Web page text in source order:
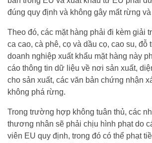
đúng quy định và không gây mất rừng
Theo đó, các mặt hàng phải đi kèm giải
ca cao, cà phê, cọ và dầu cọ, cao su, đỗ
doanh nghiệp xuất khẩu mặt hàng này
cáo thông tin dữ liệu về nơi sản xuất,
cho sản xuất, các văn bản chứng nhận
không phá rừng.
Trong trường hợp không tuân thủ, các
thương nhân sẽ phải chịu hình phạt do
viên EU quy định, trong đó có thể phạt